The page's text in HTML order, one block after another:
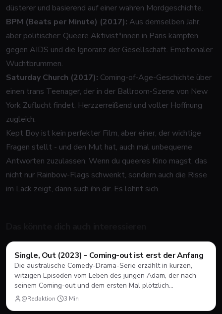
düsterer und basierend auf einer wahren Mordgeschichte.
BPM (Beats per Minute) (2017): Aus demselben Jahr,
aber politischer: Queere Aktivist*innen in Paris kämpfen
gegen AIDS und die Ignoranz der Gesellschaft. Emotionaler
Wuchtbrummen.
Saturday Church (2017): Coming-of-Age-Geschichte über
einen trans Teenager, der in der Ballroom-Szene von New
York Zuflucht findet. Herzzerreißend und voller Hoffnung
zugleich.
Kept Boy ist kein perfekter Film, aber einer, der wichtige
Fragen stellt - und den Mut hat, auch mal unbequeme
Antworten zuzulassen. Wenn du queeres Kino magst, das
nicht nur Rainbow-Flags schwenkt, sondern auch die Risse
im Lack zeigt, dann such ihn dir. Es lohnt sich.
Filme & Serien
Single, Out (2023) - Coming-out ist erst der Anfang
Die australische Comedy-Drama-Serie erzählt in kurzen,
witzigen Episoden vom Leben des jungen Adam, der nach
seinem Coming-out und dem ersten Mal plötzlich
herausfinden muss, wie Dating, Freundschaft und Familie
unter neuen Vorzeichen funktionieren.
@Redaktion· 3 Min